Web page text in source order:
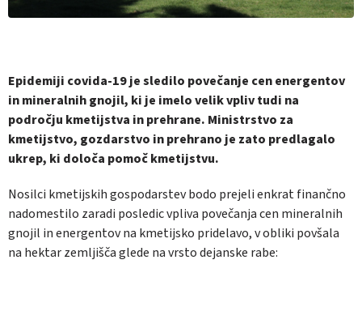
Epidemiji covida-19 je sledilo povečanje cen energentov
in mineralnih gnojil, ki je imelo velik vpliv tudi na
področju kmetijstva in prehrane. Ministrstvo za
kmetijstvo, gozdarstvo in prehrano je zato predlagalo
ukrep, ki določa pomoč kmetijstvu.
Nosilci kmetijskih gospodarstev bodo prejeli enkrat finančno
nadomestilo zaradi posledic vpliva povečanja cen mineralnih
gnojil in energentov na kmetijsko pridelavo, v obliki povšala
na hektar zemljišča glede na vrsto dejanske rabe: